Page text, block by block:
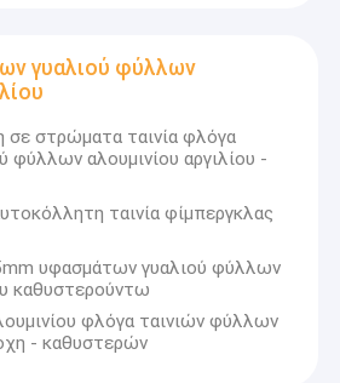
γυαλιού φύλλων
σε στρώματα ταινία φλόγα
φύλλων αλουμινίου αργιλίου -
ταινία φίμπεργκλας
υφασμάτων γυαλιού φύλλων
καθυστερούντω
φλόγα ταινιών φύλλων
- καθυστερών
(Dalian) Co., Ltd.